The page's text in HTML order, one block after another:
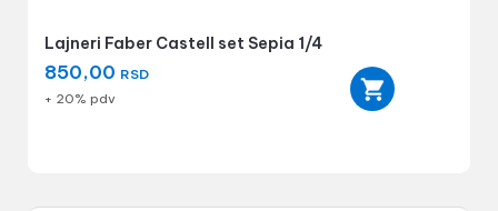
Lajneri Faber Castell set Sepia 1/4
850,00 RSD
+ 20% pdv